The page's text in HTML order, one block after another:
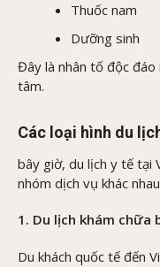
Thuốc nam
Dưỡng sinh
Đây là nhân tố độc đáo
tâm.
Các loại hình du
bây giờ, du lịch y tế tại
nhóm dịch vụ khác
1. Du lịch khám chữa
Du khách quốc tế đến